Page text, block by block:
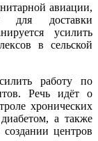
авиации,
для доставки
усилить
в сельской
работу по
Речь идёт о
хронических
а также
центров